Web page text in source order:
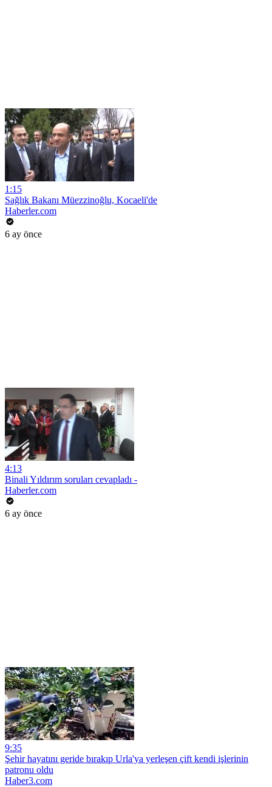
1:15
Sağlık Bakanı Müezzinoğlu, Kocaeli'de
Haberler.com
6 ay önce
4:13
Binali Yıldırım soruları cevapladı -
Haberler.com
6 ay önce
9:35
Şehir hayatını geride bırakıp Urla'ya yerleşen çift kendi işlerinin
patronu oldu
Haber3.com